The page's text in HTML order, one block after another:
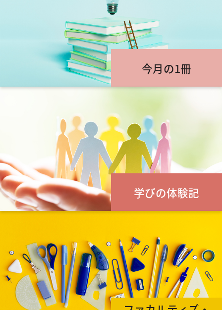
今月の1冊
学びの体験記